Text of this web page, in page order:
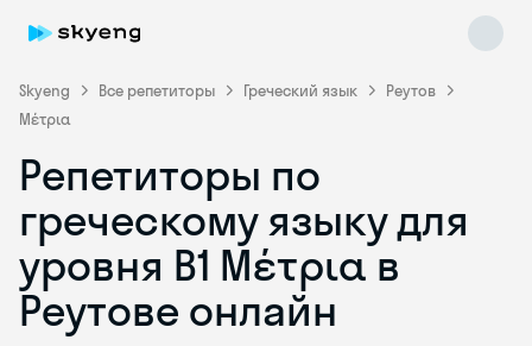
Skyeng Все репетиторы Греческий язык
Реутов
Μέτρια
Репетиторы по
греческому языку для
уровня Β1 Μέτρια в
Реутове онлайн
Skyeng Chat
online